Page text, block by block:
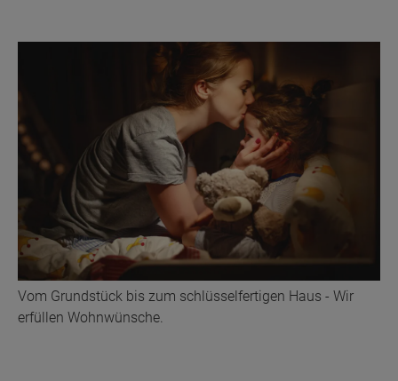
Vom Grundstück bis zum schlüsselfertigen Haus - Wir
erfüllen Wohnwünsche.